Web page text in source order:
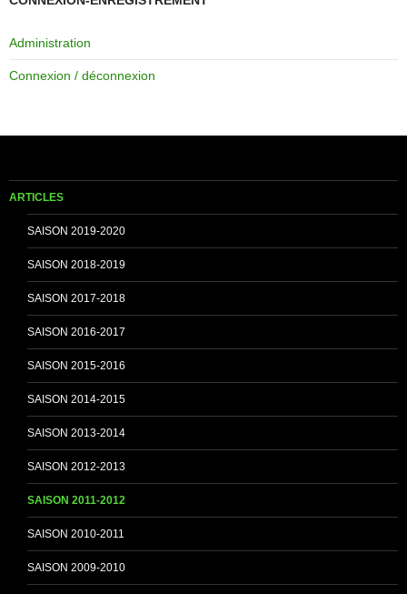
o
h
n
Administration
Connexion / déconnexion
ARTICLES
SAISON 2019-2020
SAISON 2018-2019
SAISON 2017-2018
SAISON 2016-2017
SAISON 2015-2016
SAISON 2014-2015
SAISON 2013-2014
SAISON 2012-2013
SAISON 2011-2012
SAISON 2010-2011
SAISON 2009-2010